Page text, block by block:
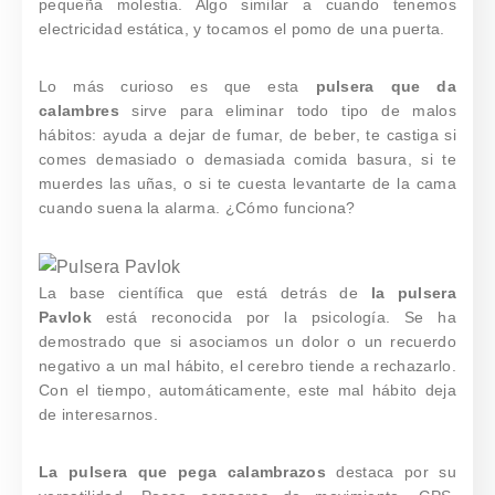
pequeña molestia. Algo similar a cuando tenemos
electricidad estática, y tocamos el pomo de una puerta.
Lo más curioso es que esta
pulsera que da
calambres sirve para eliminar todo tipo de malos
hábitos: ayuda a dejar de fumar, de beber, te castiga si
comes demasiado o demasiada comida basura, si te
muerdes las uñas, o si te cuesta levantarte de la cama
cuando suena la alarma. ¿Cómo funciona?
La base científica que está detrás de la pulsera
Pavlokestá reconocida por la psicología. Se ha
demostrado que si asociamos un dolor o un recuerdo
negativo a un mal hábito, el cerebro tiende a rechazarlo.
Con el tiempo, automáticamente, este mal hábito deja
de interesarnos.
La pulsera que pega calambrazos destaca por su